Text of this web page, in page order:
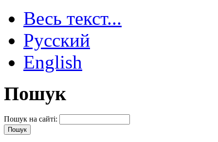
Весь текст...
Русский
English
Пошук
Пошук на сайті: